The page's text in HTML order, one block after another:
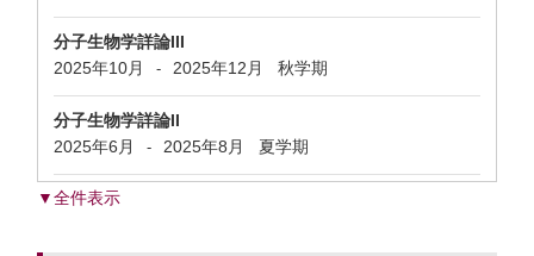
分子生物学詳論III
2025年10月
- 2025年12月 秋学期
分子生物学詳論II
2025年6月
- 2025年8月 夏学期
▼全件表示